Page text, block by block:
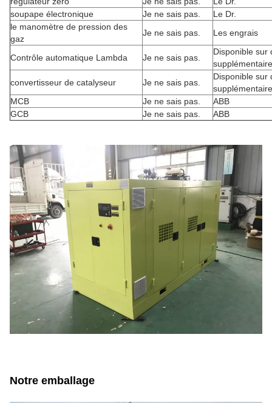
soupape électronique
Je ne sais pas.
Le Dr.
le manomètre de pression des
gaz
Je ne sais pas. Les engrais
Contrôle automatique Lambda Je ne sais pas.
Disponible sur
convertisseur de catalyseur
Je ne sais pas.
Disponible sur
MCB
Je ne sais pas.
ABB
GCB
Je ne sais pas. ABB
Notre emballage